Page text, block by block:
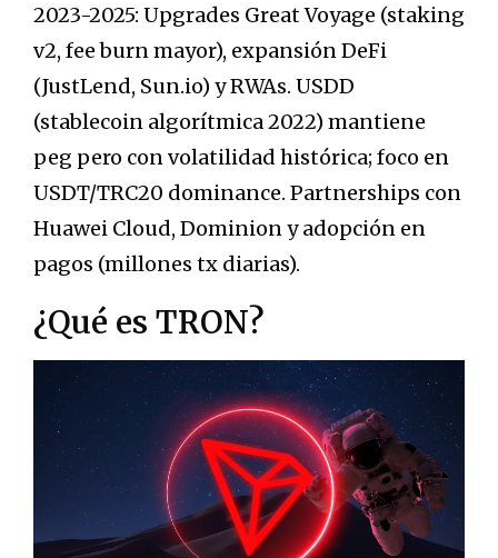
2023-2025: Upgrades Great Voyage (staking
v2, fee burn mayor), expansión DeFi
(JustLend, Sun.io) y RWAs. USDD
(stablecoin algorítmica 2022) mantiene
peg pero con volatilidad histórica; foco en
USDT/TRC20 dominance. Partnerships con
Huawei Cloud, Dominion y adopción en
pagos (millones tx diarias).
¿Qué es TRON?